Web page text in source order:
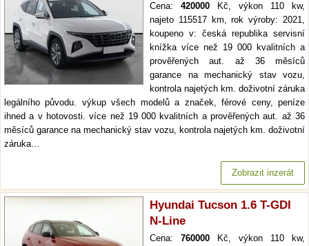
Cena: 420000 Kč, výkon 110 kw,
najeto 115517 km, rok výroby: 2021,
koupeno v: česká republika servisní
knížka více než 19 000 kvalitních a
prověřených aut. až 36 měsíců
garance na mechanický stav vozu,
kontrola najetých km. doživotní záruka
legálního původu. výkup všech modelů a značek, férové ceny, peníze
ihned a v hotovosti. více než 19 000 kvalitních a prověřených aut. až 36
měsíců garance na mechanický stav vozu, kontrola najetých km. doživotní
záruka…
Zobrazit inzerát
Hyundai Tucson 1.6 T-GDI
N-Line
Cena: 760000 Kč, výkon 110 kw,